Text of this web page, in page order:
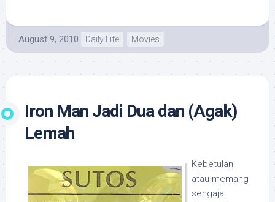
August 9, 2010 Daily Life Movies
Iron Man Jadi Dua dan (Agak)
Lemah
Kebetulan
atau memang
sengaja